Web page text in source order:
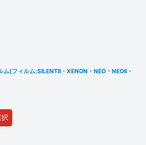
(フィルム:SILENTII・XENON・NEO・NEOII・